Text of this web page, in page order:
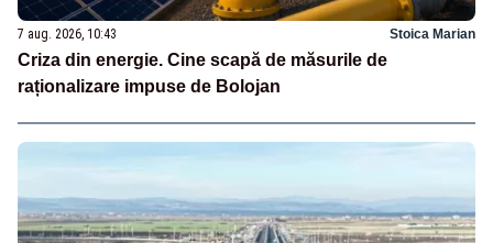
7 aug. 2026, 10:43 Stoica Marian
Criza din energie. Cine scapă de măsurile de
raționalizare impuse de Bolojan